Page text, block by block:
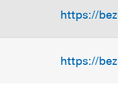
https://
https://